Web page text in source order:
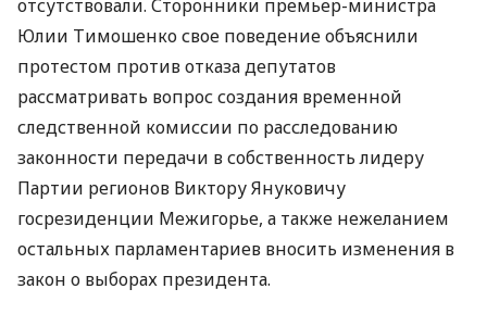
отсутствовали. Сторонники премьер-министра
Юлии Тимошенко свое поведение объяснили
протестом против отказа депутатов
рассматривать вопрос создания временной
следственной комиссии по расследованию
законности передачи в собственность лидеру
Партии регионов Виктору Януковичу
госрезиденции Межигорье, а также нежеланием
остальных парламентариев вносить изменения в
закон о выборах президента.